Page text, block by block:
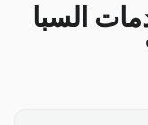
السبا